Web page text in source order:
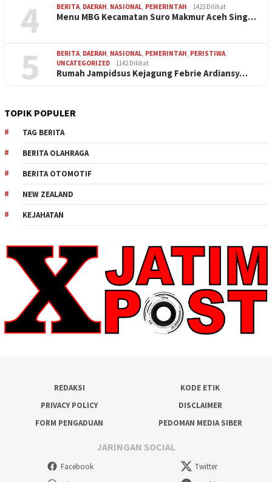
4 BERITA, DAERAH, NASIONAL, PEMERINTAH 1423 Dilihat
Menu MBG Kecamatan Suro Makmur Aceh Sing…
5 BERITA, DAERAH, NASIONAL, PEMERINTAH, PERISTIWA,
UNCATEGORIZED
1142 Dilihat
Rumah Jampidsus Kejagung Febrie Ardiansy…
TOPIK POPULER
TAG BERITA
BERITA OLAHRAGA
BERITA OTOMOTIF
NEW ZEALAND
KEJAHATAN
REDAKSI
KODE ETIK
PRIVACY POLICY
DISCLAIMER
FORM PENGADUAN
PEDOMAN MEDIA SIBER
JARINGAN SOCIAL
Facebook
Twitter